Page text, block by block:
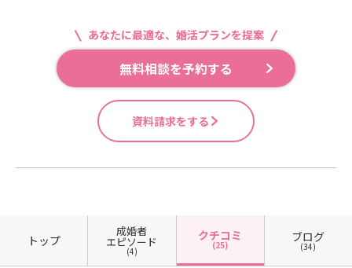
あなたに最適な、婚活プランを提案
無料相談を予約する
資料請求をする
トップ
成婚者
エピソード
(4)
クチコミ
(25)
ブログ
(34)